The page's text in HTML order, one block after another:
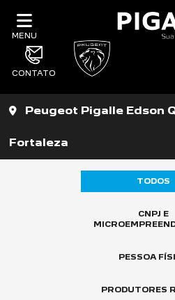
MENU
CONTATO
Fortaleza
TODOS
CNPJ E
PESSOA
PRODUTORES